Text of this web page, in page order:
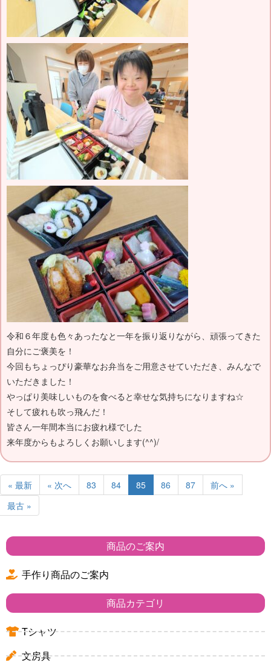
令和６年度も色々あったなと一年を振り返りながら、頑張ってきた
自分にご褒美を！
今回もちょっぴり豪華なお弁当をご用意させていただき、みんなで
いただきました！
やっぱり美味しいものを食べると幸せな気持ちになりますね☆
そして疲れも吹っ飛んだ！
皆さん一年間本当にお疲れ様でした
来年度からもよろしくお願いします(^^)/
« 最新 « 次へ 83 84 85 86 87
前へ »
最古 »
商品のご案内
手作り商品のご案内
商品カテゴリ
Tシャツ
文房具